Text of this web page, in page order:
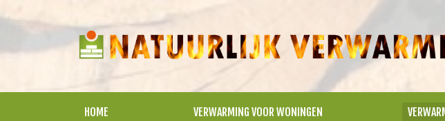
HOME VERWARMING VOOR WONINGEN